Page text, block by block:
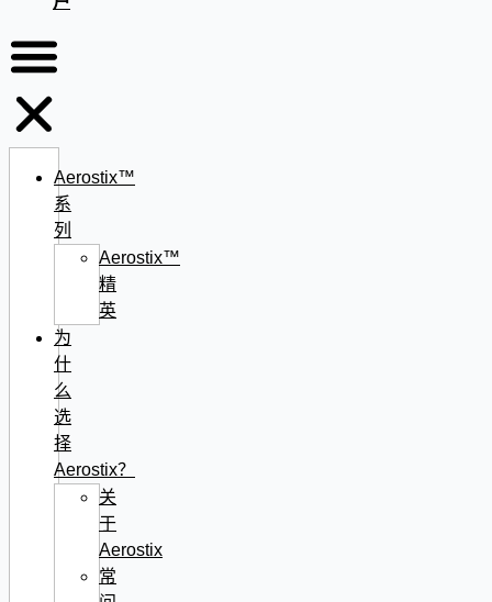
Aerostix™
系
列
Aerostix™
精
英
为
什
么
选
择
Aerostix？
关
于
Aerostix
常